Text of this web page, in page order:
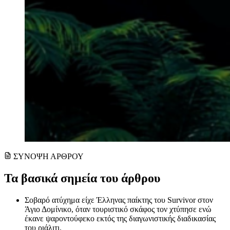
ΣΥΝΟΨΗ ΑΡΘΡΟΥ
Τα βασικά σημεία του άρθρου
Σοβαρό ατύχημα είχε Έλληνας παίκτης του Survivor στον
Άγιο Δομίνικο, όταν τουριστικό σκάφος τον χτύπησε ενώ
έκανε ψαροντούφεκο εκτός της διαγωνιστικής διαδικασίας
του ριάλιτι.